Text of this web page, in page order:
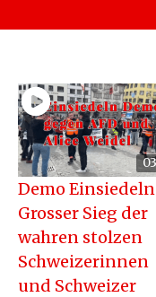
Demo
Grosser Sieg der
wahren stolzen
Schweizerinnen
und Schweizer